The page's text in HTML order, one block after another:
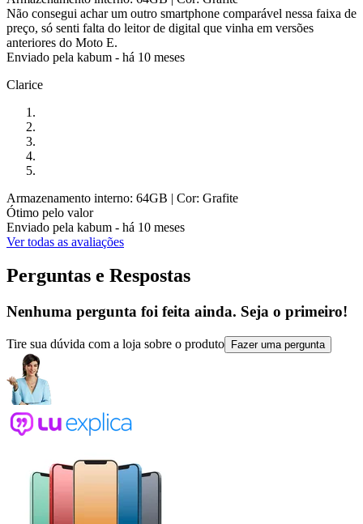
Não consegui achar um outro smartphone comparável nessa faixa de
preço, só senti falta do leitor de digital que vinha em versões
anteriores do Moto E.
Enviado pela kabum - há 10 meses
Clarice
Armazenamento interno: 64GB | Cor: Grafite
Ótimo pelo valor
Enviado pela kabum - há 10 meses
Ver todas as avaliações
Perguntas e Respostas
Nenhuma pergunta foi feita ainda. Seja o primeiro!
Tire sua dúvida com a loja sobre o produto Fazer uma pergunta